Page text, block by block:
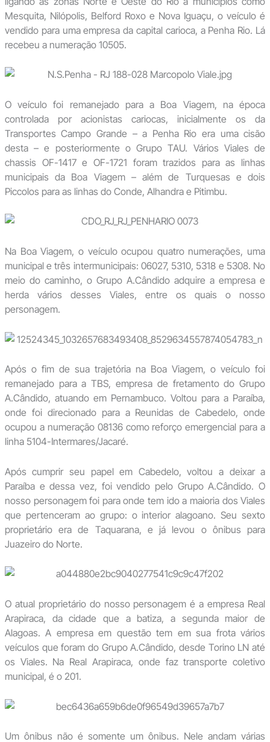
Mesquita, Nilópolis, Belford Roxo e Nova Iguaçu, o veículo é
vendido para uma empresa da capital carioca, a Penha Rio. Lá
recebeu a numeração 10505.
O veículo foi remanejado para a Boa Viagem, na época
controlada por acionistas cariocas, inicialmente os da
Transportes Campo Grande – a Penha Rio era uma cisão
desta – e posteriormente o Grupo TAU. Vários Viales de
chassis OF-1417 e OF-1721 foram trazidos para as linhas
municipais da Boa Viagem – além de Turquesas e dois
Piccolos para as linhas do Conde, Alhandra e Pitimbu.
Na Boa Viagem, o veículo ocupou quatro numerações, uma
municipal e três intermunicipais: 06027, 5310, 5318 e 5308. No
meio do caminho, o Grupo A.Cândido adquire a empresa e
herda vários desses Viales, entre os quais o nosso
personagem.
Após o fim de sua trajetória na Boa Viagem, o veículo foi
remanejado para a TBS, empresa de fretamento do Grupo
A.Cândido, atuando em Pernambuco. Voltou para a Paraíba,
onde foi direcionado para a Reunidas de Cabedelo, onde
ocupou a numeração 08136 como reforço emergencial para a
linha 5104-Intermares/Jacaré.
Após cumprir seu papel em Cabedelo, voltou a deixar a
Paraíba e dessa vez, foi vendido pelo Grupo A.Cândido. O
nosso personagem foi para onde tem ido a maioria dos Viales
que pertenceram ao grupo: o interior alagoano. Seu sexto
proprietário era de Taquarana, e já levou o ônibus para
Juazeiro do Norte.
O atual proprietário do nosso personagem é a empresa Real
Arapiraca, da cidade que a batiza, a segunda maior de
Alagoas. A empresa em questão tem em sua frota vários
veículos que foram do Grupo A.Cândido, desde Torino LN até
os Viales. Na Real Arapiraca, onde faz transporte coletivo
municipal, é o 201.
Um ônibus não é somente um ônibus. Nele andam várias